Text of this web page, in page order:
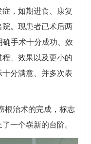
，如期进食、康复
。现患者已术后两
确手术十分成功、效
、效果以及更小的
分满意、并多次表
治术的完成，标志
一个崭新的台阶。